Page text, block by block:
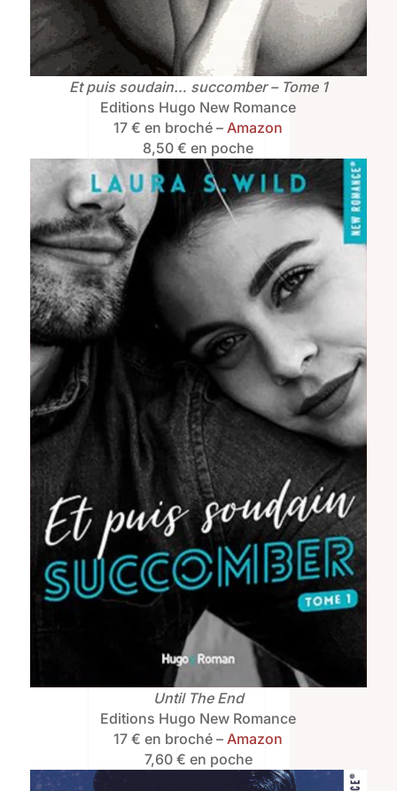
Et puis soudain… succomber – Tome 1
Editions Hugo New Romance
17 € en broché – Amazon
8,50 € en poche
Until The End
Editions Hugo New Romance
17 € en broché – Amazon
7,60 € en poche